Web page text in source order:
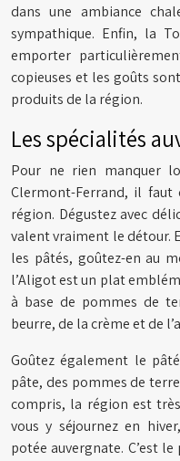
dans une ambiance
sympathique. Enfin, la
emporter
copieuses et les goûts
produits de la région.
Les spécialités
Pour ne rien manquer
Clermont-Ferrand, il
région. Dégustez avec
valent vraiment le détour.
les pâtés, goûtez-en au
l’Aligot est un plat
à base de pommes de
beurre, de la crème et de
Goûtez également le
pâte, des pommes de
compris, la région est
vous y séjournez en
potée auvergnate. C’est